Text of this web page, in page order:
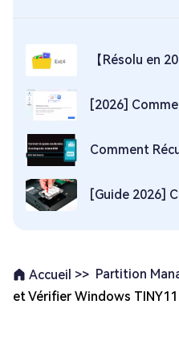
【Résolu en 2026】Comment
[2026] Comment
Comment Récupérer des
[Guide 2026] Comment
Accueil >> Partition
et Vérifier Windows TINY11